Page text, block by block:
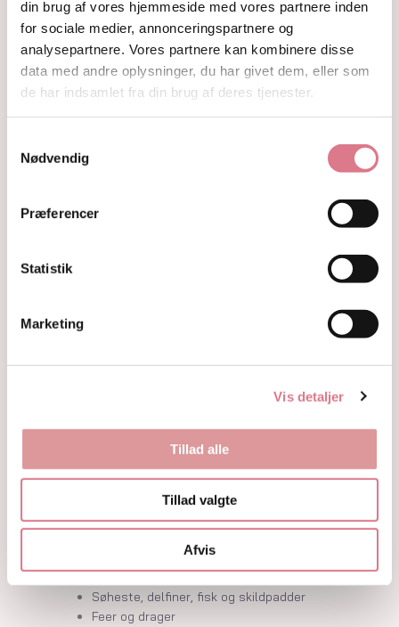
din brug af vores hjemmeside med vores partnere inden
for sociale medier, annonceringspartnere og
analysepartnere. Vores partnere kan kombinere disse
data med andre oplysninger, du har givet dem, eller som
de har indsamlet fra din brug af deres tjenester.
Nødvendig
Præferencer
Statistik
Marketing
Vis detaljer
Tillad alle
Tillad valgte
Afvis
Hjerter
Fyrfadsholdere
Krystaller opdelt efter farve
Hvide og farveløse krystaller
Lilla og lavendel krystaller
Gule og guld krystaller
Vedhæng
Skåle og fade
Krystaller
Polerede Krystaller
Sommerfugle og kvindekroppe
Søheste, delfiner, fisk og skildpadder
Feer og drager